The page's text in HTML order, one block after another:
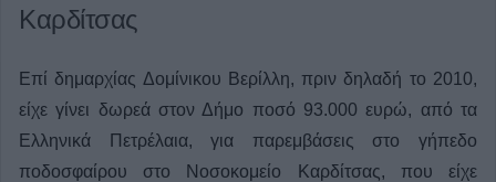
Καρδίτσας
Επί δημαρχίας Δομίνικου Βερίλλη, πριν δηλαδή το 2010,
είχε γίνει δωρεά στον Δήμο ποσό 93.000 ευρώ, από τα
Ελληνικά Πετρέλαια, για παρεμβάσεις στο γήπεδο
ποδοσφαίρου στο Νοσοκομείο Καρδίτσας, που είχε